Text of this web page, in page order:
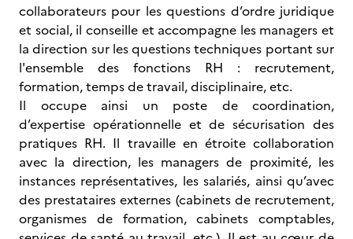
collaborateurs pour les questions d’ordre juridique
et social, il conseille et accompagne les managers et
la direction sur les questions techniques portant sur
l'ensemble des fonctions RH : recrutement,
formation, temps de travail, disciplinaire, etc.
Il occupe ainsi un poste de coordination,
d’expertise opérationnelle et de sécurisation des
pratiques RH. Il travaille en étroite collaboration
avec la direction, les managers de proximité, les
instances représentatives, les salariés, ainsi qu’avec
des prestataires externes (cabinets de recrutement,
organismes de formation, cabinets comptables,